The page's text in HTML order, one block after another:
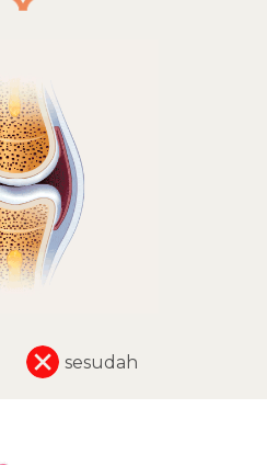
sesudah